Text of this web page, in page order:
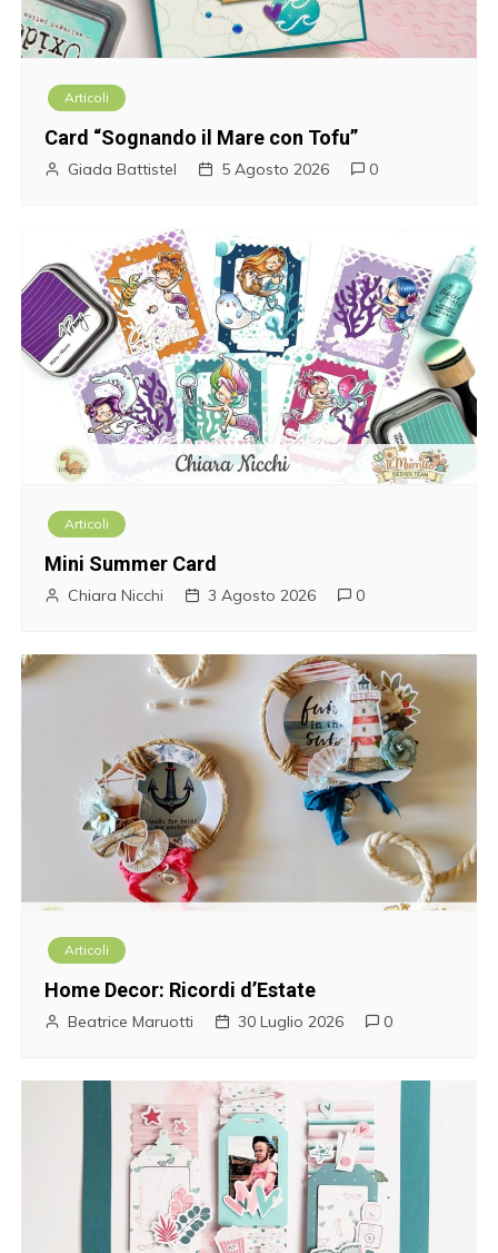
z
a
r
t
Articoli
Card “Sognando il Mare con Tofu”
Giada Battistel 5 Agosto 2026 0
Articoli
Mini Summer Card
Chiara Nicchi 3 Agosto 2026 0
Articoli
Home Decor: Ricordi d’Estate
Beatrice Maruotti 30 Luglio 2026 0